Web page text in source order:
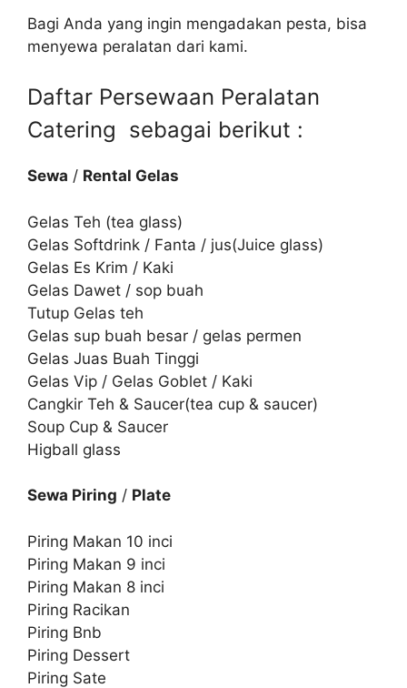
Bagi Anda yang ingin mengadakan pesta, bisa
menyewa peralatan dari kami.
Daftar Persewaan Peralatan
Catering sebagai berikut :
Sewa / Rental Gelas
Gelas Teh (tea glass)
Gelas Softdrink / Fanta / jus(Juice glass)
Gelas Es Krim / Kaki
Gelas Dawet / sop buah
Tutup Gelas teh
Gelas sup buah besar / gelas permen
Gelas Juas Buah Tinggi
Gelas Vip / Gelas Goblet / Kaki
Cangkir Teh & Saucer(tea cup & saucer)
Soup Cup & Saucer
Higball glass
Sewa Piring / Plate
Piring Makan 10 inci
Piring Makan 9 inci
Piring Makan 8 inci
Piring Racikan
Piring Bnb
Piring Dessert
Piring Sate